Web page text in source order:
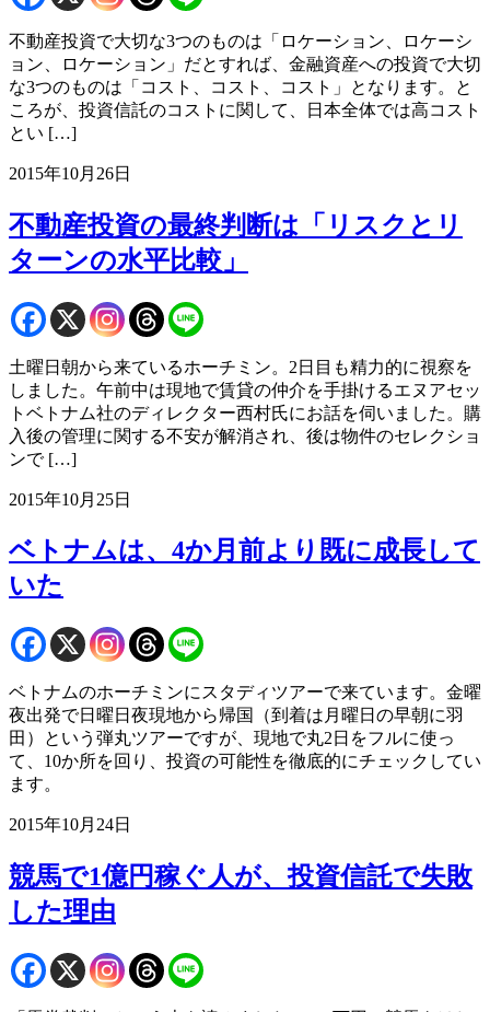
不動産投資で大切な3つのものは「ロケーション、ロケーシ
ョン、ロケーション」だとすれば、金融資産への投資で大切
な3つのものは「コスト、コスト、コスト」となります。と
ころが、投資信託のコストに関して、日本全体では高コスト
とい […]
2015年10月26日
不動産投資の最終判断は「リスクとリ
ターンの水平比較」
土曜日朝から来ているホーチミン。2日目も精力的に視察を
しました。午前中は現地で賃貸の仲介を手掛けるエヌアセッ
トベトナム社のディレクター西村氏にお話を伺いました。購
入後の管理に関する不安が解消され、後は物件のセレクショ
ンで […]
2015年10月25日
ベトナムは、4か月前より既に成長して
いた
ベトナムのホーチミンにスタディツアーで来ています。金曜
夜出発で日曜日夜現地から帰国（到着は月曜日の早朝に羽
田）という弾丸ツアーですが、現地で丸2日をフルに使っ
て、10か所を回り、投資の可能性を徹底的にチェックしてい
ます。
2015年10月24日
競馬で1億円稼ぐ人が、投資信託で失敗
した理由